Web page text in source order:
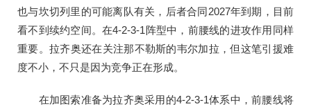
也与坎切列里的可能离队有关，后者合同2027年到期，目前
看不到续约空间。在4-2-3-1阵型中，前腰线的进攻作用同样
重要。拉齐奥还在关注那不勒斯的韦尔加拉，但这笔引援难
度不小，不只是因为竞争正在形成。
在加图索准备为拉齐奥采用的4-2-3-1体系中，前腰线将